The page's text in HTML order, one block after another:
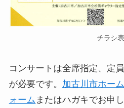
チラシ表
コンサートは全席指定、定
が必要です。 加古川市ホー
ォーム またはハガキでお申